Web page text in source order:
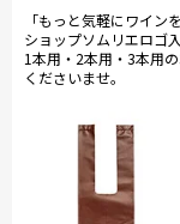
「もっと気軽にワイ
ショップソムリエロゴ
1本用・2本用・3本用
くださいませ。